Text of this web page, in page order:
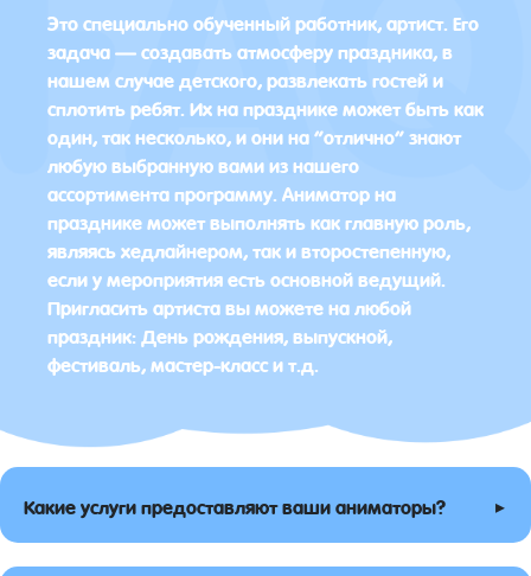
Это специально обученный работник, артист. Его
задача — создавать атмосферу праздника, в
нашем случае детского, развлекать гостей и
сплотить ребят. Их на празднике может быть как
один, так несколько, и они на “отлично” знают
любую выбранную вами из нашего
ассортимента программу. Аниматор на
празднике может выполнять как главную роль,
являясь хедлайнером, так и второстепенную,
если у мероприятия есть основной ведущий.
Пригласить артиста вы можете на любой
праздник: День рождения, выпускной,
фестиваль, мастер-класс и т.д.
Какие услуги предоставляют ваши аниматоры? ▸